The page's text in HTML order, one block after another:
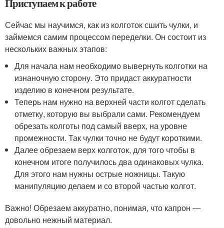
Сейчас мы научимся, как из колготок сшить чулки, и
займемся самим процессом переделки. Он состоит из
нескольких важных этапов:
Для начала нам необходимо вывернуть колготки на
изнаночную сторону. Это придаст аккуратности
изделию в конечном результате.
Теперь нам нужно на верхней части колгот сделать
отметку, которую вы выбрали сами. Рекомендуем
обрезать колготы под самый вверх, на уровне
промежности. Так чулки точно не будут короткими.
Далее обрезаем верх колготок, для того чтобы в
конечном итоге получилось два одинаковых чулка.
Для этого нам нужны острые ножницы. Такую
манипуляцию делаем и со второй частью колгот.
Важно! Обрезаем аккуратно, понимая, что капрон —
довольно нежный материал.